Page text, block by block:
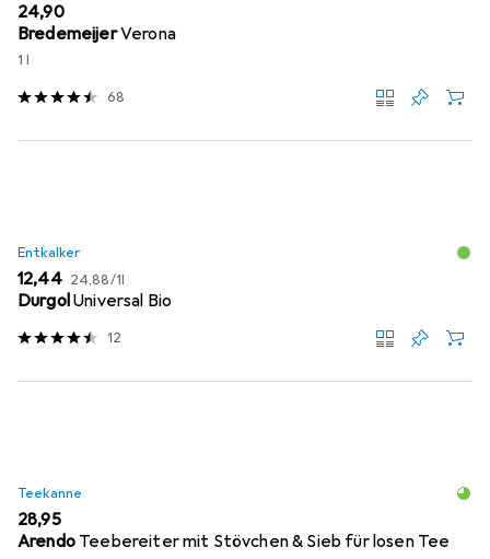
EUR
24,90
BredemeijerVerona
1 l
68
Entkalker
EUR
12,44 EUR
24,88/1l
DurgolUniversal Bio
12
Teekanne
EUR
28,95
Arendo Teebereiter mit Stövchen & Sieb für losen Tee